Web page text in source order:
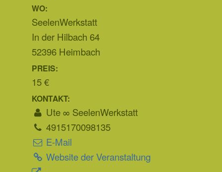
WO:
SeelenWerkstatt
In der Hilbach 64
52396 Heimbach
PREIS:
15 €
KONTAKT:
Ute ∞ SeelenWerkstatt
4915170098135
E-Mail
Website der Veranstaltung